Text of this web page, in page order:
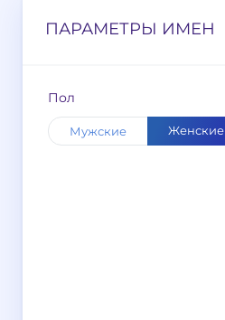
ПАРАМЕТРЫ ИМЕН
Пол
Мужские Женские